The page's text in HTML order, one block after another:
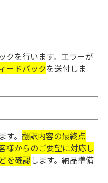
クを行います。エラーが
ードバックを送付しま
。 翻訳内容の最終点
様からのご要望に対応し
を確認します。納品準備